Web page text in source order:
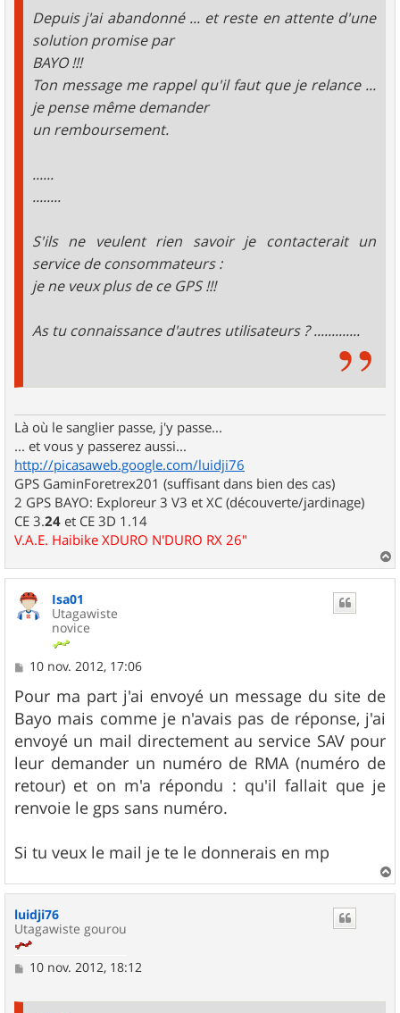
Depuis j'ai abandonné ... et reste en attente d'une
solution promise par
BAYO !!!
Ton message me rappel qu'il faut que je relance ...
je pense même demander
un remboursement.
......
........
S'ils ne veulent rien savoir je contacterait un
service de consommateurs :
je ne veux plus de ce GPS !!!
As tu connaissance d'autres utilisateurs ? .............
Là où le sanglier passe, j'y passe...
... et vous y passerez aussi...
http://picasaweb.google.com/luidji76
GPS GaminForetrex201 (suffisant dans bien des cas)
2 GPS BAYO: Exploreur 3 V3 et XC (découverte/jardinage)
CE 3.24 et CE 3D 1.14
V.A.E. Haibike XDURO N'DURO RX 26"
a
Isa01
Utagawiste
novice
M
s
s
a
g
e
10 nov. 2012, 17:06
Pour ma part j'ai envoyé un message du site de
Bayo mais comme je n'avais pas de réponse, j'ai
envoyé un mail directement au service SAV pour
leur demander un numéro de RMA (numéro de
retour) et on m'a répondu : qu'il fallait que je
renvoie le gps sans numéro.
Si tu veux le mail je te le donnerais en mp
a
luidji76
Utagawiste gourou
M10 nov. 2012, 18:12